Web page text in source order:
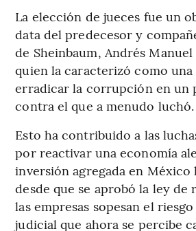
La elección de jueces fue un
data del predecesor y
de Sheinbaum, Andrés
quien la caracterizó como
erradicar la corrupción en un
contra el que a menudo luchó.
Esto ha contribuido a las
por reactivar una economía
inversión agregada en México
desde que se aprobó la ley de
las empresas sopesan el
judicial que ahora se percibe